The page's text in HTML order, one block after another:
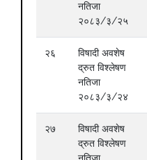
नतिजा
२०८३/३/२५
२६
विषादी अवशेष
द्रुत विश्लेषण
नतिजा
२०८३/३/२४
२७
विषादी अवशेष
द्रुत विश्लेषण